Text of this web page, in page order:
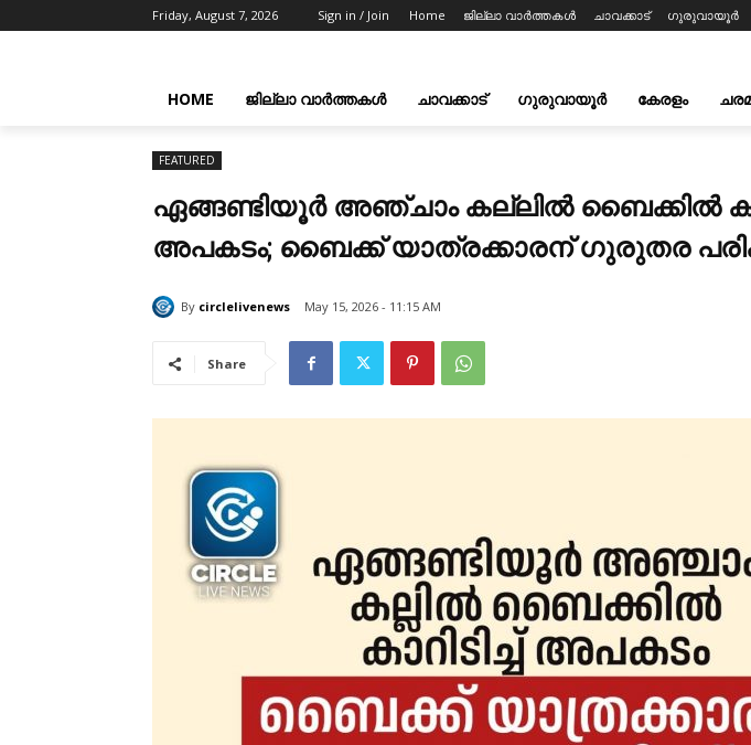
Friday, August 7, 2026 Sign in / Join Home ജില്ലാ വാർത്തകൾ ചാവക്കാട് ഗുരുവായൂർ
HOME ജില്ലാ വാർത്തകൾ ചാവക്കാട് ഗുരുവായൂർ കേരളം
FEATURED
ഏങ്ങണ്ടിയൂർ അഞ്ചാം കല്ലിൽ ബൈക്കിൽ
അപകടം; ബൈക്ക് യാത്രക്കാരന് ഗുരുതര
By circlelivenews May 15, 2026 - 11:15 AM
Share